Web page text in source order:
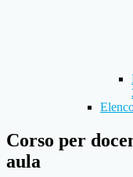
Corso per
aula